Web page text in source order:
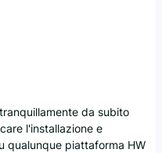
da subito
l'installazione e
qualunque piattaforma HW